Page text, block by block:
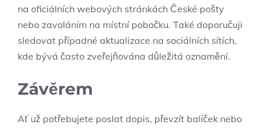
na oficiálních webových stránkách České pošty
nebo zavoláním na místní pobočku. Také doporučuji
sledovat případné aktualizace na sociálních sítích,
kde bývá často zveřejňována důležitá oznamění.
Závěrem
Ať už potřebujete poslat dopis, převzít balíček nebo